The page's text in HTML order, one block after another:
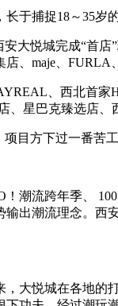
捕捉18～35岁
悦城完成“首店”
、maje、FURLA
、西北首家
、星巴克臻选店
方下过一番苦
流跨年季、
出潮流理念。
悦城在各地的